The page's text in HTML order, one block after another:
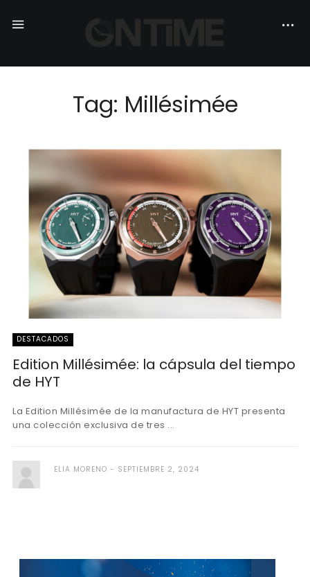
Tag: Millésimée
DESTACADOS
Edition Millésimée: la cápsula del tiempo
de HYT
La Edition Millésimée de la manufactura de HYT presenta
una colección exclusiva de tres ...
ELIA MORENO SEPTIEMBRE 2, 2024